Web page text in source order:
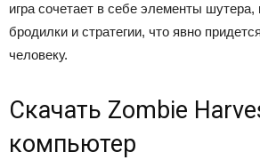
игра сочетает в себе элементы шутера,
бродилки и стратегии, что явно
человеку.
Скачать Zombie
компьютер